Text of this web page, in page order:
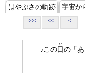
はやぶさの軌跡 宇宙か
<<< << <
♪この日
ひ
の「あ